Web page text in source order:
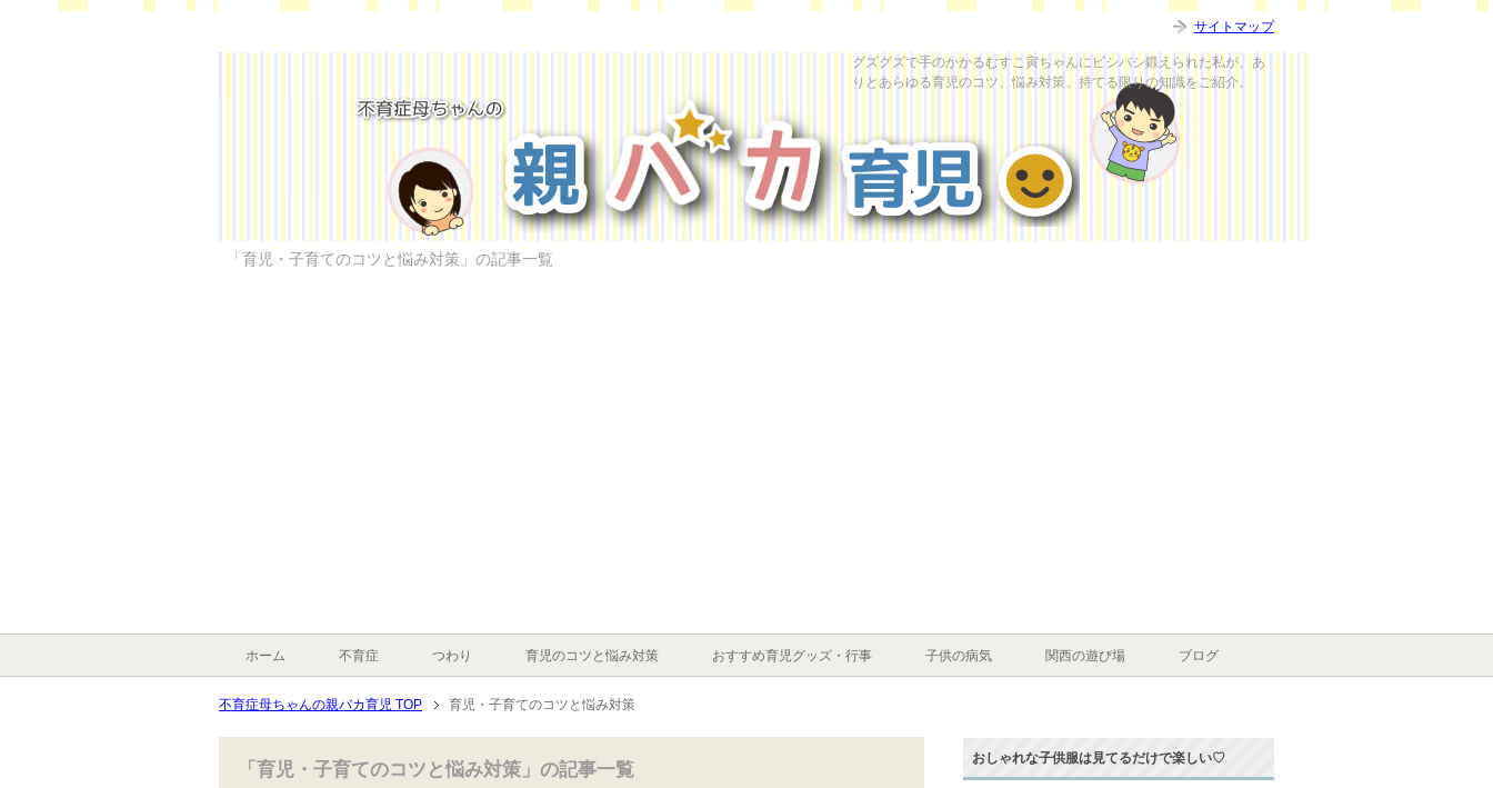
「育児・子育てのコツと悩み対策」の記事一覧
グズグズで手のかかるむすこ寅ちゃんにビシバシ鍛えられた私が、あ
りとあらゆる育児のコツ、悩み対策、持てる限りの知識をご紹介。
ホーム 不育症 つわり 育児のコツと悩み対策 おすすめ育児グッズ・行事 子供の病気 関西の遊び場 ブログ
不育症母ちゃんの親バカ育児 TOP 育児・子育てのコツと悩み対策
「育児・子育てのコツと悩み対策」の記事一覧
おしゃれな子供服は見てるだけで楽しい♡
サイトマップ